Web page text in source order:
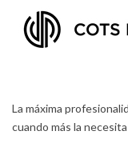
La máxima
cuando más la